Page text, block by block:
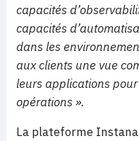
capacités
capacités
dans les
aux clients une vue
leurs applications
opérations ».
La plateforme